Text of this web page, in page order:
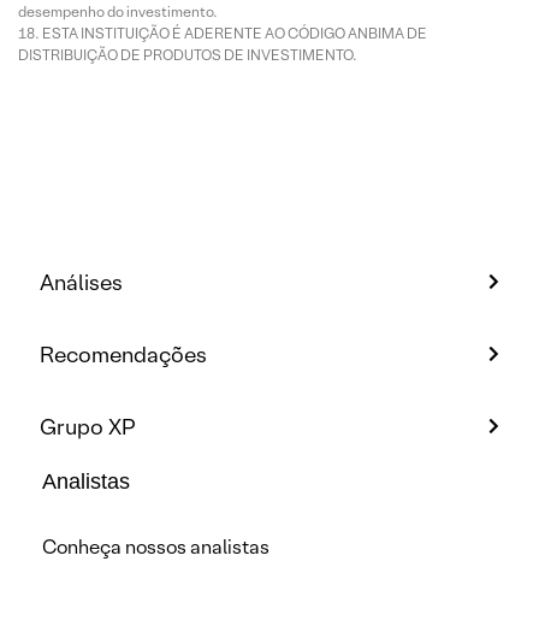
desempenho do investimento.
ESTA INSTITUIÇÃO É ADERENTE AO CÓDIGO ANBIMA DE
DISTRIBUIÇÃO DE PRODUTOS DE INVESTIMENTO.
Análises
Recomendações
Grupo XP
Analistas
Conheça nossos analistas